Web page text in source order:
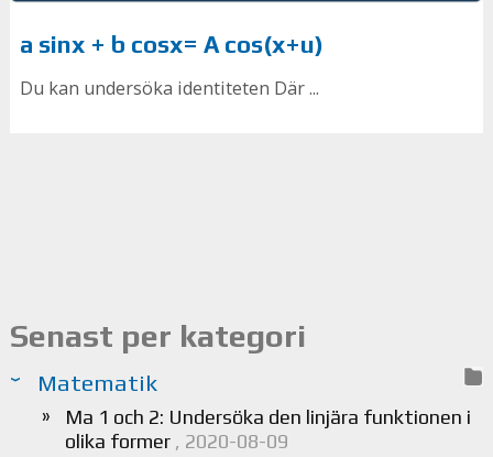
a sinx + b cosx= A cos(x+u)
Du kan undersöka identiteten Där ...
Senast per kategori
Matematik
Ma 1 och 2: Undersöka den linjära funktionen i
olika former , 2020-08-09